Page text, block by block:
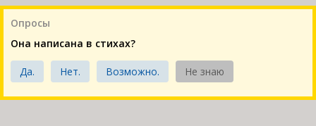
Опросы
Она написана в стихах?
Да. Нет. Возможно. Не знаю